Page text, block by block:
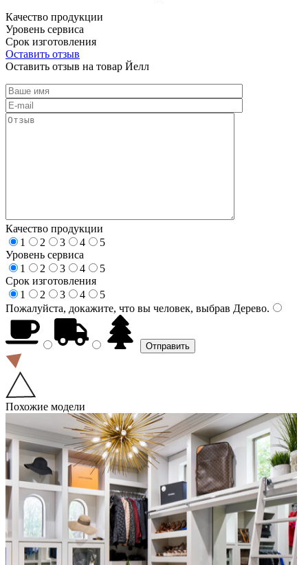
Качество продукции
Уровень сервиса
Срок изготовления
Оставить отзыв
Оставить отзыв на товар Йелл
Качество продукции
1
2 3 4
5
Уровень сервиса
1
2 3 4
5
Срок изготовления
1
2 3 4
5
Пожалуйста, докажите, что вы человек, выбрав Дерево.
Похожие модели